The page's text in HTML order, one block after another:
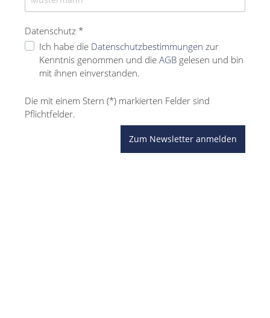
Datenschutz *
Ich habe die Datenschutzbestimmungen zur
Kenntnis genommen und die AGB gelesen und bin
mit ihnen einverstanden.
Die mit einem Stern (*) markierten Felder sind
Pflichtfelder.
Zum Newsletter anmelden